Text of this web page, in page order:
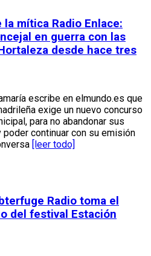
mítica Radio Enlace:
en guerra con las
desde hace tres
escribe en elmundo.es que
exige un nuevo concurso
para no abandonar sus
continuar con su emisión
[leer todo]
Radio toma el
del festival Estación